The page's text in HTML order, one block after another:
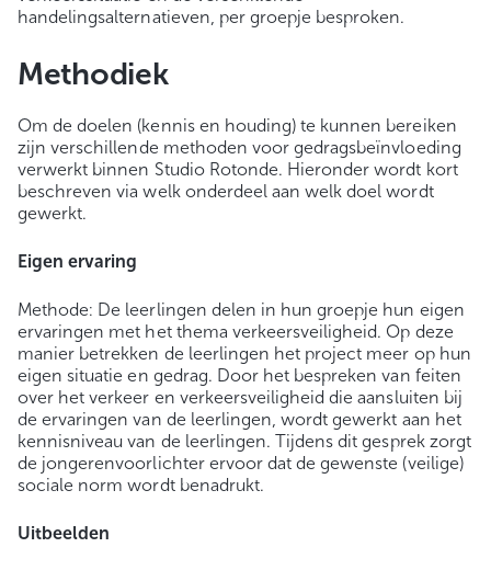
handelingsalternatieven, per groepje besproken.
Methodiek
Om de doelen (kennis en houding) te kunnen bereiken
zijn verschillende methoden voor gedragsbeïnvloeding
verwerkt binnen Studio Rotonde. Hieronder wordt kort
beschreven via welk onderdeel aan welk doel wordt
gewerkt.
Eigen ervaring
Methode: De leerlingen delen in hun groepje hun eigen
ervaringen met het thema verkeersveiligheid. Op deze
manier betrekken de leerlingen het project meer op hun
eigen situatie en gedrag. Door het bespreken van feiten
over het verkeer en verkeersveiligheid die aansluiten bij
de ervaringen van de leerlingen, wordt gewerkt aan het
kennisniveau van de leerlingen. Tijdens dit gesprek zorgt
de jongerenvoorlichter ervoor dat de gewenste (veilige)
sociale norm wordt benadrukt.
Uitbeelden